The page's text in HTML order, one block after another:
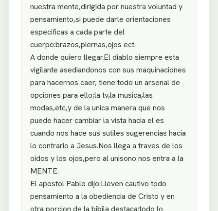
nuestra mente,dirigida por nuestra voluntad y
pensamiento,si puede darle orientaciones
especificas a cada parte del
cuerpo:brazos,piernas,ojos ect.
A donde quiero llegar.El diablo siempre esta
vigilante asediandonos con sus maquinaciones
para hacernos caer, tiene todo un arsenal de
opciones para ello;la tv,la musica,las
modas,etc,y de la unica manera que nos
puede hacer cambiar la vista hacia el es
cuando nos hace sus sutiles sugerencias hacia
lo contrario a Jesus.Nos llega a traves de los
oidos y los ojos,pero al unisono nos entra a la
MENTE.
El apostol Pablo dijo:Lleven cautivo todo
pensamiento a la obediencia de Cristo y en